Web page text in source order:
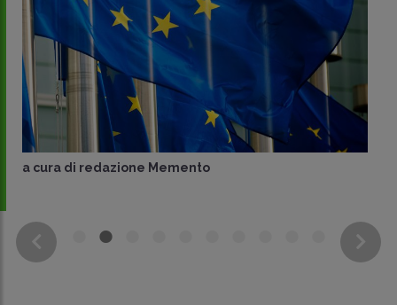
a cura di redazione Memento